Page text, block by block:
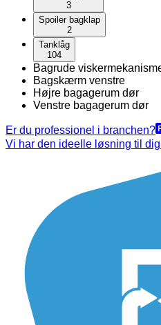
3
Spoiler bagklap
2
Tanklåg
104
Bagrude
Bagskærm venstre
Højre bagagerum dør
Venstre bagagerum dør
Er du professionel i branchen?
Vi har den ideelle løsning til